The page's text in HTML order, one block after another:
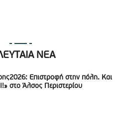
ΝΕΑ
Επιστροφή στην πόλη. Και
στο Άλσος Περιστερίου